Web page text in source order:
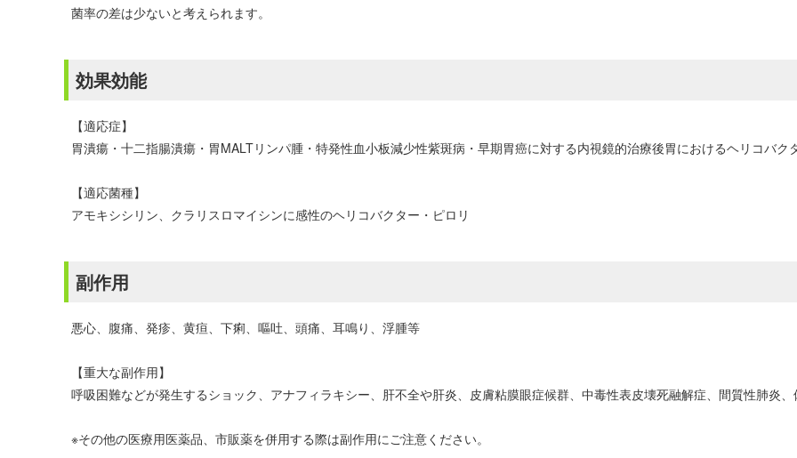
菌率の差は少ないと考えられます。
効果効能
【適応症】
胃潰瘍・十二指腸潰瘍・胃MALTリンパ腫・特発性血小板減少性紫斑病・早期胃癌に対する内視鏡的治療後胃におけるヘリコバ
【適応菌種】
アモキシシリン、クラリスロマイシンに感性のヘリコバクター・ピロリ
副作用
悪心、腹痛、発疹、黄疸、下痢、嘔吐、頭痛、耳鳴り、浮腫等
【重大な副作用】
呼吸困難などが発生するショック、アナフィラキシー、肝不全や肝炎、皮膚粘膜眼症候群、中毒性表皮壊死融解症、間質性肺炎
※その他の医療用医薬品、市販薬を併用する際は副作用にご注意ください。